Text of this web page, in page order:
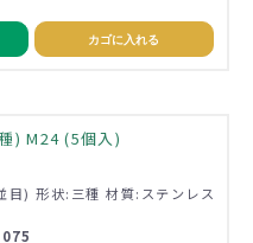
カゴに入れる
) M24 (5個入)
目) 形状:三種 材質:ステンレス